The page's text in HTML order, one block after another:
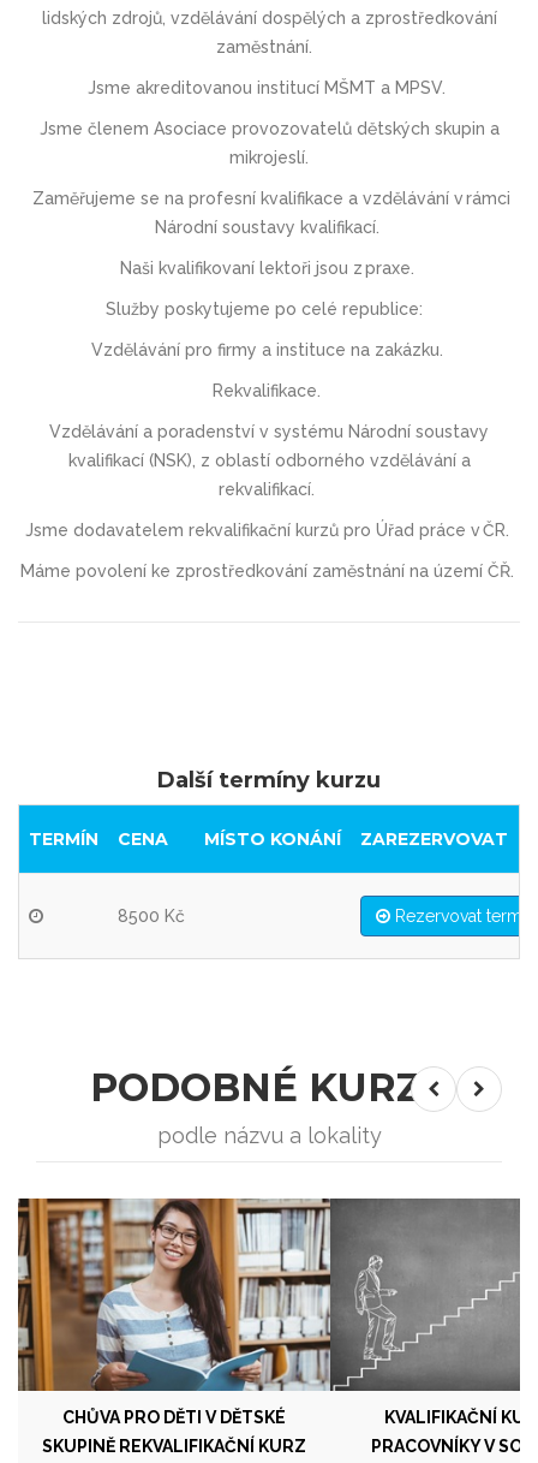
lidských zdrojů, vzdělávání dospělých a zprostředkování
zaměstnání.
Jsme akreditovanou institucí MŠMT a MPSV.
Jsme členem Asociace provozovatelůdětských skupin a
mikrojeslí.
Zaměřujeme se na profesní kvalifikace a vzdělávání v rámci
Národní soustavy kvalifikací.
Naši kvalifikovaní lektoři jsou z praxe.
Služby poskytujeme po celé republice:
Vzdělávání pro firmy a instituce na zakázku.
Rekvalifikace
Vzdělávání a poradenství v systému Národní soustavy
kvalifikací (NSK), z oblastí odborného vzdělávání a
rekvalifikací.
Jsme dodavatelem rekvalifikační kurzů pro Úřad práce v ČR.
Máme povolení ke zprostředkování zaměstnání na území ČŘ.
Další termíny kurzu
TERMÍN CENA MÍSTO KONÁNÍ ZAREZERVOVAT
8500 Kč Rezervovat termín
PODOBNÉ KURZY
podle názvu a lokality
CHŮVA PRO DĚTI V DĚTSKÉ
SKUPINĚ REKVALIFIKAČNÍ KURZ
KVALIFIKAČNÍ
PRACOVNÍKY V